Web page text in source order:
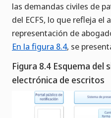
las demandas civiles de
del ECFS, lo que refleja el
representación de
En la figura 8.4, se
Figura 8.4 Esquema
electrónica de escritos